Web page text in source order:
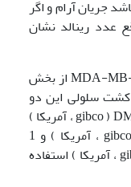
جریان آرام و اگر
عدد رینالد نشان
رده سلولی MCF-7 و MDA-MB-231 از بخش
سلولی این دو
رده سلولی از محیط کشت DMEM High-Glc ( gibco ، آمریکا )
به همراه 10 درصد سرم جنین گاوی ( gibco ، آمریکا ) و 1
درصد پنی سیلین- استرپتومایسین ( gibco ، آمریکا ) استفاده